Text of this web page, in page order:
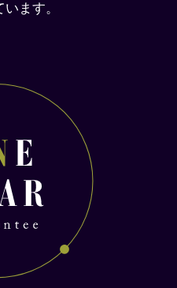
ます。